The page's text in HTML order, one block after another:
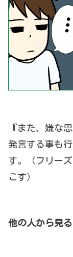
『また、嫌な
発言する事も
す。（フリー
こす）
他の人から見